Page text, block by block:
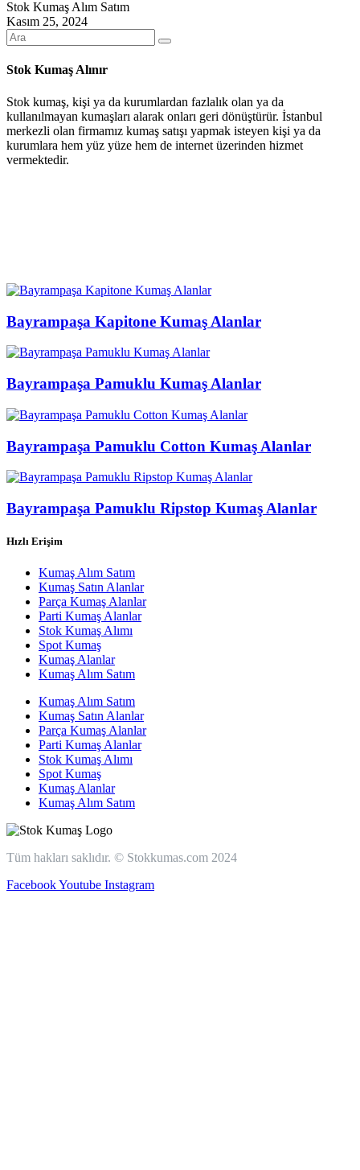
Stok Kumaş Alım Satım
Kasım 25, 2024
Stok Kumaş Alınır
Stok kumaş, kişi ya da kurumlardan fazlalık olan ya da
kullanılmayan kumaşları alarak onları geri dönüştürür. İstanbul
merkezli olan firmamız kumaş satışı yapmak isteyen kişi ya da
kurumlara hem yüz yüze hem de internet üzerinden hizmet
vermektedir.
Bayrampaşa Kapitone Kumaş Alanlar
Bayrampaşa Pamuklu Kumaş Alanlar
Bayrampaşa Pamuklu Cotton Kumaş Alanlar
Bayrampaşa Pamuklu Ripstop Kumaş Alanlar
Hızlı Erişim
Kumaş Alım Satım
Kumaş Satın Alanlar
Parça Kumaş Alanlar
Parti Kumaş Alanlar
Stok Kumaş Alımı
Spot Kumaş
Kumaş Alanlar
Kumaş Alım Satım
Kumaş Alım Satım
Kumaş Satın Alanlar
Parça Kumaş Alanlar
Parti Kumaş Alanlar
Stok Kumaş Alımı
Spot Kumaş
Kumaş Alanlar
Kumaş Alım Satım
Tüm hakları saklıdır. © Stokkumas.com 2024
FacebookYoutube Instagram